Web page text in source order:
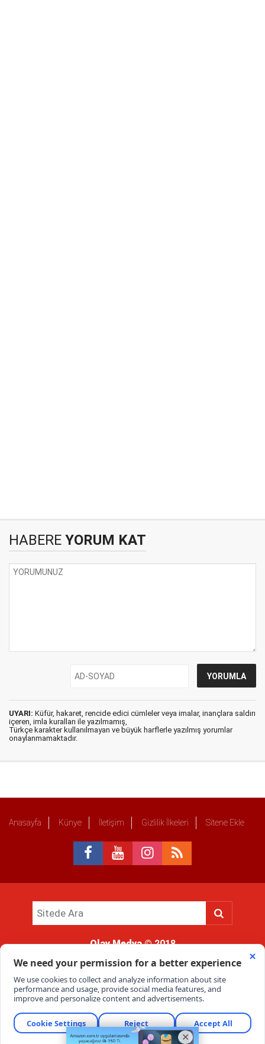
HABERE YORUM KAT
UYARI: Küfür, hakaret, rencide edici cümleler veya imalar, inançlara saldırı
içeren, imla kuralları ile yazılmamış,
Türkçe karakter kullanılmayan ve büyük harflerle yazılmış yorumlar
onaylanmamaktadır.
Anasayfa Künye İletişim Gizlilik İlkeleri Sitene Ekle
Olay Medya© 2018
kullanımı hukuki yaptırıma tabidir.
Haber Portalı Yazılımı